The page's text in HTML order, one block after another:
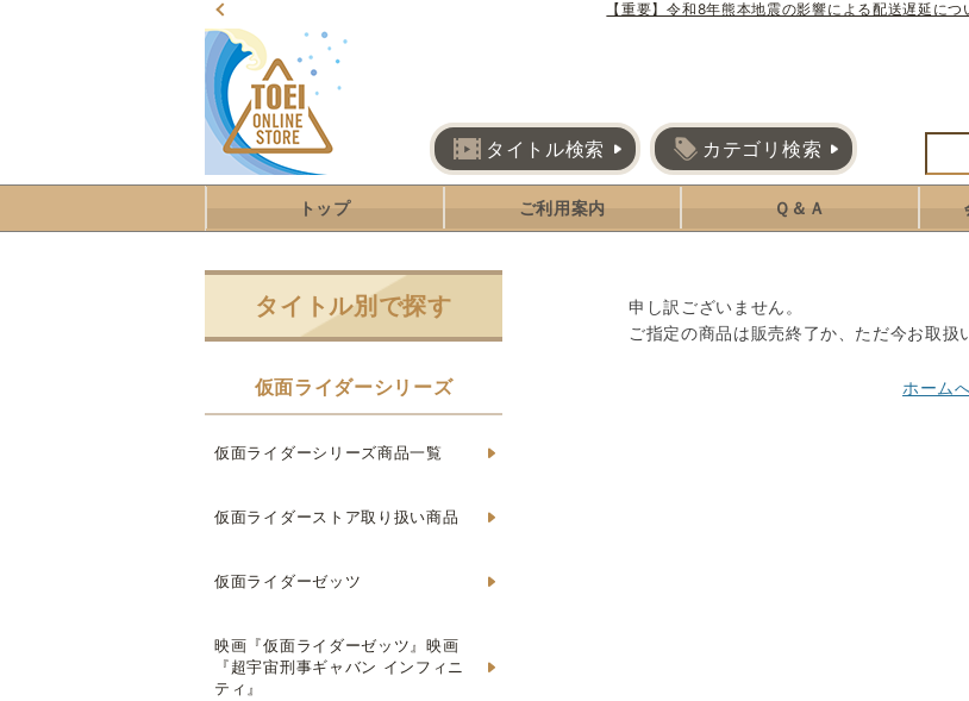
【重要】令和8年熊本地震の影響による配送遅延につ
タイトル検索 カテゴリ検索
トップ ご利用案内 Ｑ＆Ａ
申し訳ございません。
ご指定の商品は販売終了か、ただ今お取扱
ホーム
タイトル別で探す
仮面ライダーシリーズ
仮面ライダーシリーズ商品一覧
仮面ライダーストア取り扱い商品
仮面ライダーゼッツ
映画『仮面ライダーゼッツ』映画
『超宇宙刑事ギャバン インフィニ
ティ』